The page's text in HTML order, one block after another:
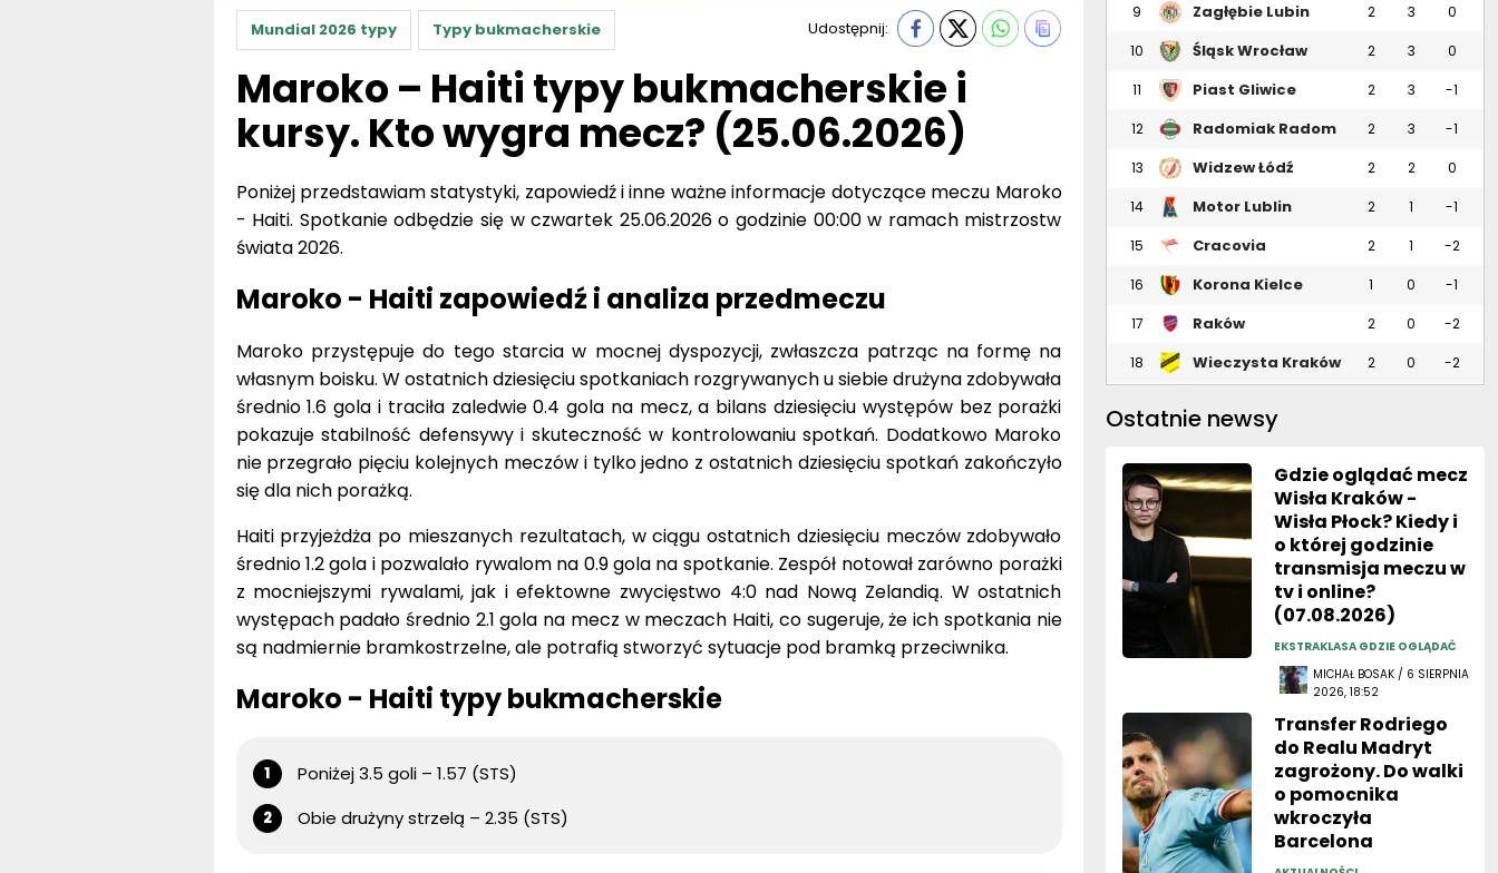
Mundial 2026 typy Typy bukmacherskie Udostępnij:
Maroko – Haiti typy bukmacherskie i
kursy. Kto wygra mecz? (25.06.2026)
Poniżej przedstawiam statystyki, zapowiedź i inne ważne informacje dotyczące meczu Maroko
- Haiti. Spotkanie odbędzie się w czwartek 25.06.2026 o godzinie 00:00 w ramach mistrzostw
świata 2026.
Maroko - Haiti zapowiedź i analiza przedmeczu
Maroko przystępuje do tego starcia w mocnej dyspozycji, zwłaszcza patrząc na formę na
własnym boisku. W ostatnich dziesięciu spotkaniach rozgrywanych u siebie drużyna zdobywała
średnio 1.6 gola i traciła zaledwie 0.4 gola na mecz, a bilans dziesięciu występów bez porażki
pokazuje stabilność defensywy i skuteczność w kontrolowaniu spotkań. Dodatkowo Maroko
nie przegrało pięciu kolejnych meczów i tylko jedno z ostatnich dziesięciu spotkań zakończyło
się dla nich porażką.
Haiti przyjeżdża po mieszanych rezultatach, w ciągu ostatnich dziesięciu meczów zdobywało
średnio 1.2 gola i pozwalało rywalom na 0.9 gola na spotkanie. Zespół notował zarówno porażki
z mocniejszymi rywalami, jak i efektowne zwycięstwo 4:0 nad Nową Zelandią. W ostatnich
występach padało średnio 2.1 gola na mecz w meczach Haiti, co sugeruje, że ich spotkania nie
są nadmiernie bramkostrzelne, ale potrafią stworzyć sytuacje pod bramką przeciwnika.
Maroko - Haiti typy bukmacherskie
Poniżej 3.5 goli – 1.57 (STS)
Obie drużyny strzelą – 2.35 (STS)
9 Zagłębie Lubin 2 3 0
10 Śląsk Wrocław 2 3 0
11 Piast Gliwice 2 3 -1
12 Radomiak Radom 2 3 -1
13 Widzew Łódź 2 2 0
14 Motor Lublin 2 1 -1
15 Cracovia 2 1 -2
16 Korona Kielce 1 0 -1
17
Raków
2 0 -2
18 Wieczysta Kraków 2 0 -2
Ostatnie newsy
Gdzie oglądać mecz
Wisła Kraków -
Wisła Płock? Kiedy i
o której godzinie
transmisja meczu w
tv i online?
(07.08.2026)
EKSTRAKLASA GDZIE OGLĄDAĆ
MICHAŁ BOSAK / 6 SIERPNIA
2026, 18:52
Transfer Rodriego
do Realu Madryt
zagrożony. Do walki
o pomocnika
wkroczyła
Barcelona